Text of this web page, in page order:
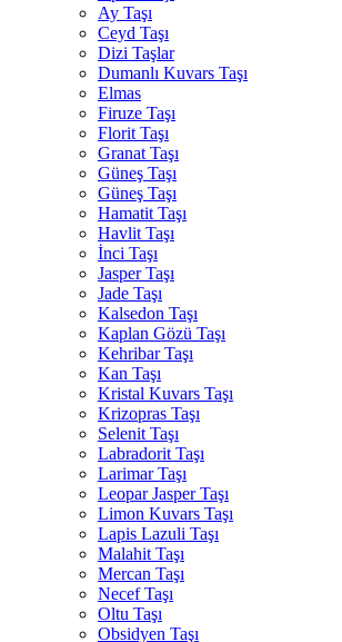
Ay Taşı
Ceyd Taşı
Dizi Taşlar
Dumanlı Kuvars Taşı
Elmas
Firuze Taşı
Florit Taşı
Granat Taşı
Güneş Taşı
Güneş Taşı
Hamatit Taşı
Havlit Taşı
İnci Taşı
Jasper Taşı
Jade Taşı
Kalsedon Taşı
Kaplan Gözü Taşı
Kehribar Taşı
Kan Taşı
Kristal Kuvars Taşı
Krizopras Taşı
Selenit Taşı
Labradorit Taşı
Larimar Taşı
Leopar Jasper Taşı
Limon Kuvars Taşı
Lapis Lazuli Taşı
Malahit Taşı
Mercan Taşı
Necef Taşı
Oltu Taşı
Obsidyen Taşı